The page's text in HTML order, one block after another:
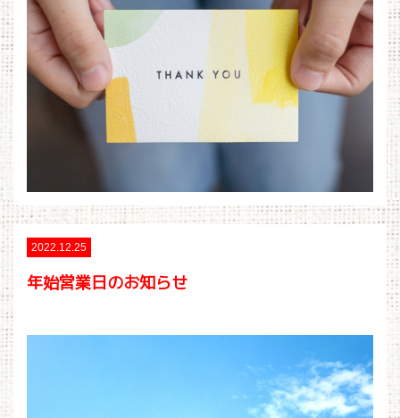
2022.12.25
年始営業日のお知らせ